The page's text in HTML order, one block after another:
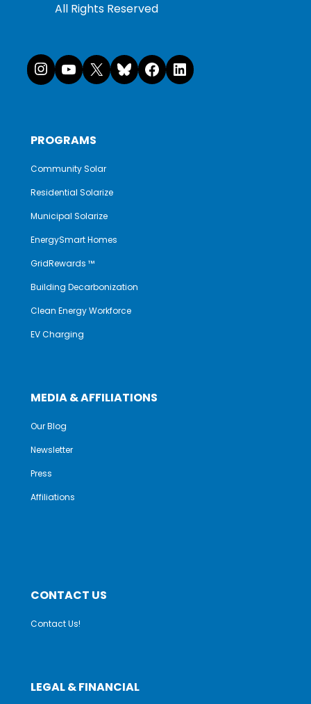
All Rights Reserved
Instagram
YouTube
XBluesky
Facebook
PROGRAMS
Community Solar
Residential Solarize
Municipal Solarize
EnergySmart Homes
GridRewards ™
Building Decarbonization
Clean Energy Workforce
EV Charging
MEDIA & AFFILIATIONS
Our Blog
Newsletter
Press
Affiliations
CONTACT US
Contact Us!
LEGAL & FINANCIAL